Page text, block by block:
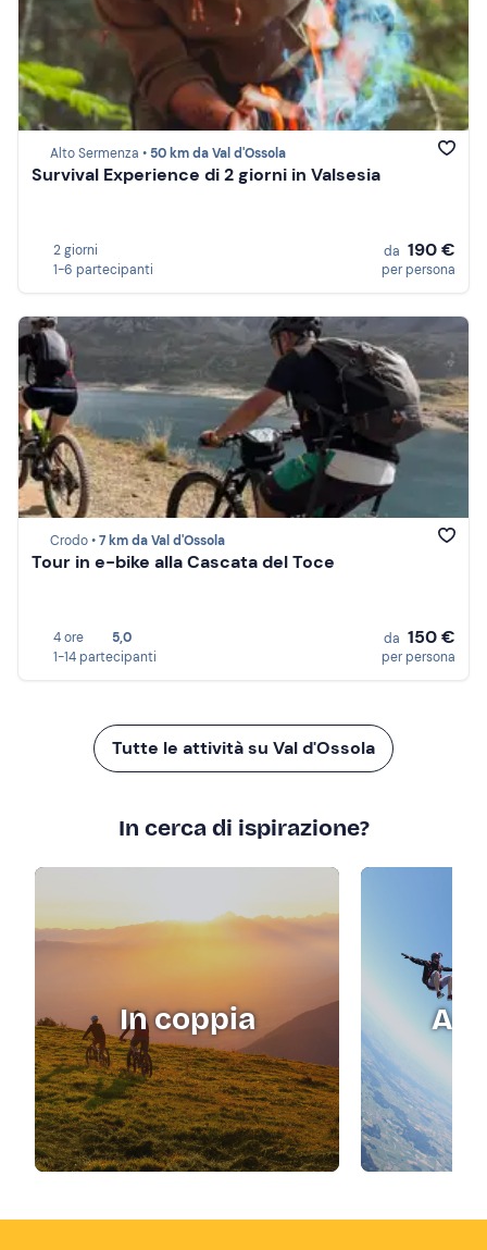
Alto Sermenza • 50 km da Val d'Ossola
Survival Experience di 2 giorni in Valsesia
2 giorni
1-6 partecipanti
da 190 €
per persona
Crodo •7 km da Val d'Ossola
Tour in e-bike alla Cascata del Toce
4 ore
5,0
1-14 partecipanti
da 150 €
per persona
Tutte le attività su Val d'Ossola
In cerca di ispirazione?
In coppia